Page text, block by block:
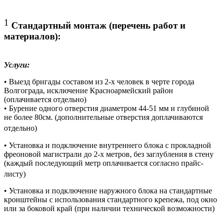
1 Стандартный монтаж (перечень работ и
материалов):
Услуги:
• Выезд бригады составом из 2-х человек в черте города
Волгограда, исключение Красноармейский район
(оплачивается отдельно)
• Бурение одного отверстия диаметром 44-51 мм и глубиной
не более 80см. (дополнительные отверстия доплачиваются
отдельно)
• Установка и подключение внутреннего блока с прокладной
фреоновой магистрали до 2-х метров, без заглубления в стену
(каждый последующий метр оплачивается согласно прайс-
листу)
• Установка и подключение наружного блока на стандартные
кронштейны с использования стандартного крепежа, под окно
или за боковой край (при наличии технической возможности)